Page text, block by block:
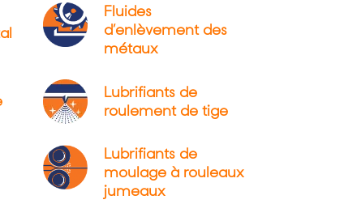
Fluides
d’enlèvement des
métaux
Lubrifiants de
roulement de tige
Lubrifiants de
moulage à rouleaux
jumeaux